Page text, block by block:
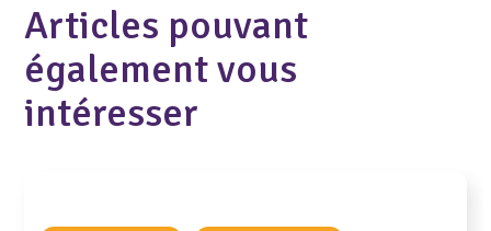
Articles pouvant
également vous
intéresser